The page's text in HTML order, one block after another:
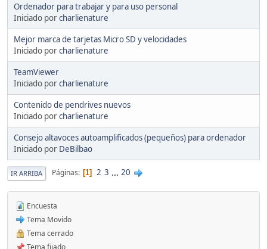
Ordenador para trabajar y para uso personal
Iniciado porcharlienature
Mejor marca de tarjetas Micro SD y velocidades
Iniciado porcharlienature
TeamViewer
Iniciado porcharlienature
Contenido de pendrives nuevos
Iniciado porcharlienature
Consejo altavoces autoamplificados (pequeños) para ordenador
Iniciado por DeBilbao
IR ARRIBA Páginas 1 2 3 ... 20
Encuesta
Tema Movido
Tema cerrado
Tema fijado